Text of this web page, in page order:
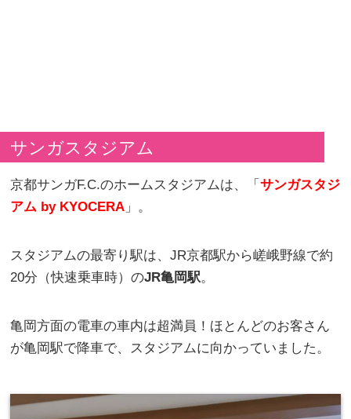
サンガスタジアム
京都サンガF.C.のホームスタジアムは、「サンガスタジ
アム by KYOCERA 」。
スタジアムの最寄り駅は、JR京都駅から嵯峨野線で約
20分（快速乗車時）のJR亀岡駅。
亀岡方面の電車の車内は超満員！ほとんどのお客さん
が亀岡駅で降車で、スタジアムに向かっていました。